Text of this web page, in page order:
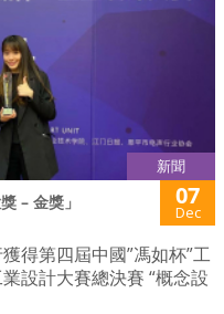
新聞
– 金獎」 07
Dec
得第四屆中國”馮如杯”工
設計大賽總決賽 “概念設